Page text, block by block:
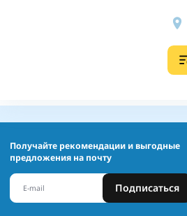
Получайте рекомендации и выгодные
предложения на почту
Подписаться